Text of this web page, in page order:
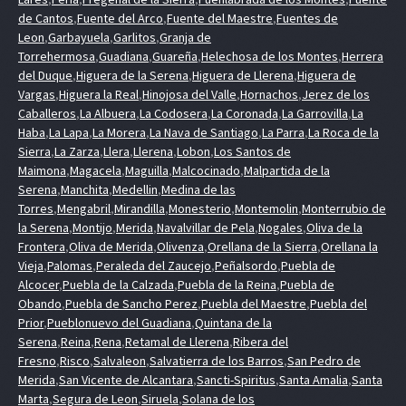
de Cantos,Fuente del Arco,Fuente del Maestre,Fuentes de
Leon,Garbayuela,Garlitos,Granja de
Torrehermosa,Guadiana,Guareña,Helechosa de los Montes,Herrera
del Duque,Higuera de la Serena,Higuera de Llerena,Higuera de
Vargas,Higuera la Real,Hinojosa del Valle,Hornachos,Jerez de los
Caballeros,La Albuera,La Codosera,La Coronada,La Garrovilla,La
Haba,La Lapa,La Morera,La Nava de Santiago,La Parra,La Roca de la
Sierra,La Zarza,Llera,Llerena,Lobon,Los Santos de
Maimona,Magacela,Maguilla,Malcocinado,Malpartida de la
Serena,Manchita,Medellin,Medina de las
Torres,Mengabril,Mirandilla,Monesterio,Montemolin,Monterrubio de
la Serena,Montijo,Merida,Navalvillar de Pela,Nogales,Oliva de la
Frontera,Oliva de Merida,Olivenza,Orellana de la Sierra,Orellana la
Vieja,Palomas,Peraleda del Zaucejo,Peñalsordo,Puebla de
Alcocer,Puebla de la Calzada,Puebla de la Reina,Puebla de
Obando,Puebla de Sancho Perez,Puebla del Maestre,Puebla del
Prior,Pueblonuevo del Guadiana,Quintana de la
Serena,Reina,Rena,Retamal de Llerena,Ribera del
Fresno,Risco,Salvaleon,Salvatierra de los Barros,San Pedro de
Merida,San Vicente de Alcantara,Sancti-Spiritus,Santa Amalia,Santa
Marta,Segura de Leon,Siruela,Solana de los